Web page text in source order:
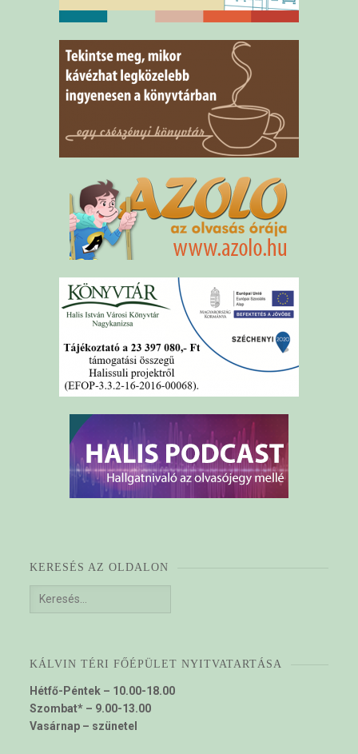
KERESÉS AZ OLDALON
Keresés:
KÁLVIN TÉRI FŐÉPÜLET NYITVATARTÁSA
Hétfő-Péntek – 10.00-18.00
Szombat* – 9.00-13.00
Vasárnap – szünetel